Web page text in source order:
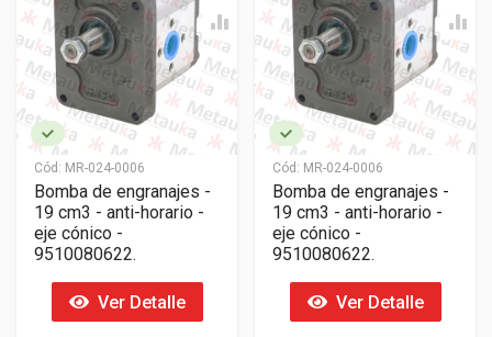
Cód: MR-024-0006
Bomba de engranajes -
19 cm3 - anti-horario -
eje cónico -
9510080622.
Ver Detalle
Cód: MR-024-0006
Bomba de engranajes -
19 cm3 - anti-horario -
eje cónico -
9510080622.
Ver Detalle